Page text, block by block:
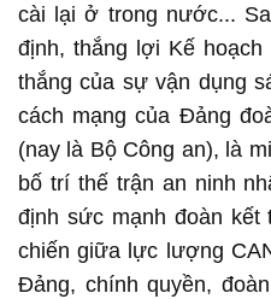
cài lại ở trong nước...
định, thắng lợi Kế
thắng của sự vận dụng
cách mạng của Đảng
(nay là Bộ Công an), là
bố trí thế trận an ninh
định sức mạnh đoàn kết
chiến giữa lực lượng
Đảng, chính quyền,